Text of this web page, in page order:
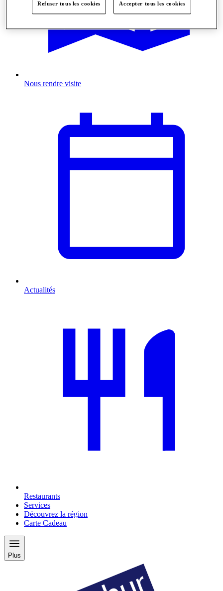
Nous rendre visite
Actualités
Restaurants
Services
Découvrez la région
Carte Cadeau
Plus
Refuser tous les cookies Accepter tous les cookies